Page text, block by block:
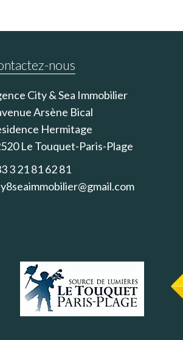
nous
City & Sea Immobilier
Arsène Bical
Hermitage
Le Touquet-Paris-Plage
3 21 81 62 81